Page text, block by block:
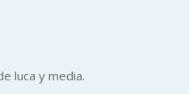
luca y media.